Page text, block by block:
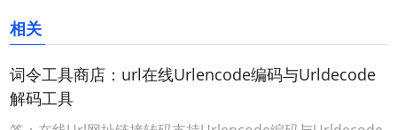
相关
词令工具商店：url在线Urlencode编码与Urldecode
解码工具